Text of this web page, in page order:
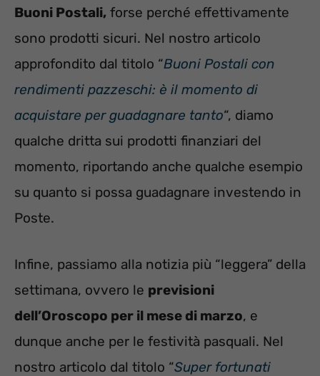
Buoni Postali, forse perché effettivamente
sono prodotti sicuri. Nel nostro articolo
approfondito dal titolo “Buoni Postali con
rendimenti pazzeschi: è il momento di
acquistare per guadagnare tanto“, diamo
qualche dritta sui prodotti finanziari del
momento, riportando anche qualche esempio
su quanto si possa guadagnare investendo in
Poste.
Infine, passiamo alla notizia più “leggera” della
settimana, ovvero le previsioni
dell’Oroscopo per il mese di marzo, e
dunque anche per le festività pasquali. Nel
nostro articolo dal titolo “Super fortunati